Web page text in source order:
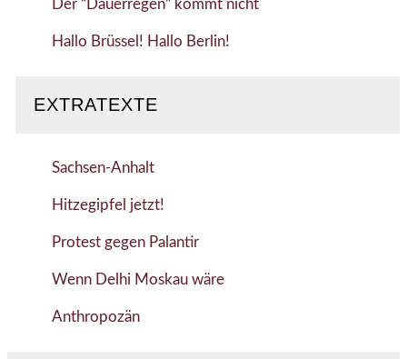
Der “Dauerregen” kommt nicht
Hallo Brüssel! Hallo Berlin!
EXTRATEXTE
Sachsen-Anhalt
Hitzegipfel jetzt!
Protest gegen Palantir
Wenn Delhi Moskau wäre
Anthropozän